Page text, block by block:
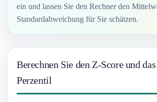
ein und lassen Sie den Rechner den
Standardabweichung für Sie schätzen.
Berechnen Sie den Z-Score und
Perzentil